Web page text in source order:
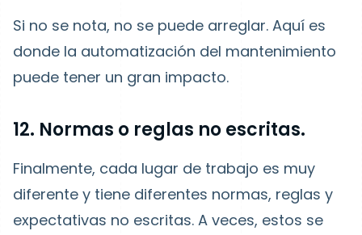
Si no se nota, no se puede arreglar. Aquí es
donde la automatización del mantenimiento
puede tener un gran impacto.
12. Normas o reglas no escritas.
Finalmente, cada lugar de trabajo es muy
diferente y tiene diferentes normas, reglas y
expectativas no escritas. A veces, estos se